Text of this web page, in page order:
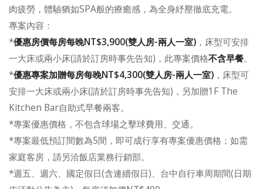
肉疲勞，體驗猶如SPA般的療癒感，為全身紓壓徹底充電。
專案內容：
*優惠房價每房每晚NT$3,900(雙人房-兩人一室) ，床型可安排
一大床或兩小床(請於訂房時事先告知)，此專案價格不含早餐。
*優惠專案加贈每房每晚NT$4,300(雙人房-兩人一室) ，床型可
安排一大床或兩小床(請於訂房時事先告知)，另加贈1F The
Kitchen Bar自助式早餐兩客。
*專案優惠價格，不包含球場之擊球費用、交通。
*專案最低預訂間數為5間，即可成行享有專案優惠價格；如需
家庭客房，請另洽飯店業務行銷部。
*週五、週六、國定假日(含連續假日)、台中自行車周期間(日期